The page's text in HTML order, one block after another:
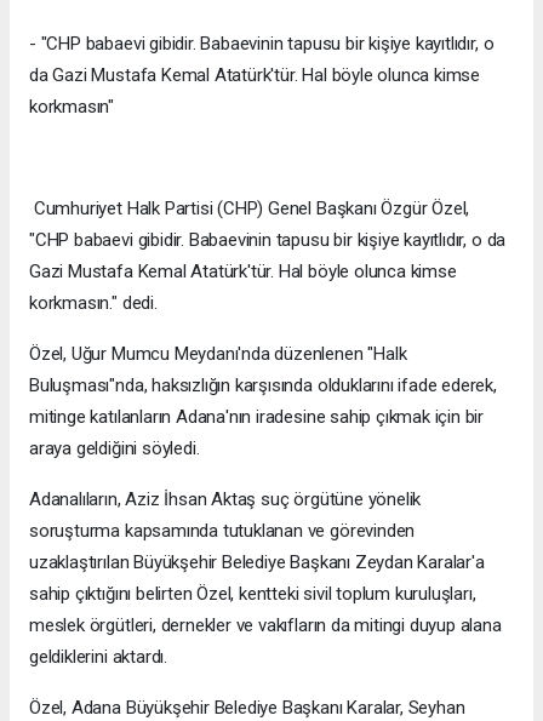
- "CHP babaevi gibidir. Babaevinin tapusu bir kişiye kayıtlıdır, o
da Gazi Mustafa Kemal Atatürk'tür. Hal böyle olunca kimse
korkmasın"
Cumhuriyet Halk Partisi (CHP) Genel Başkanı Özgür Özel,
"CHP babaevi gibidir. Babaevinin tapusu bir kişiye kayıtlıdır, o da
Gazi Mustafa Kemal Atatürk'tür. Hal böyle olunca kimse
korkmasın." dedi.
Özel, Uğur Mumcu Meydanı'nda düzenlenen "Halk
Buluşması"nda, haksızlığın karşısında olduklarını ifade ederek,
mitinge katılanların Adana'nın iradesine sahip çıkmak için bir
araya geldiğini söyledi.
Adanalıların, Aziz İhsan Aktaş suç örgütüne yönelik
soruşturma kapsamında tutuklanan ve görevinden
uzaklaştırılan Büyükşehir Belediye Başkanı Zeydan Karalar'a
sahip çıktığını belirten Özel, kentteki sivil toplum kuruluşları,
meslek örgütleri, dernekler ve vakıfların da mitingi duyup alana
geldiklerini aktardı.
Özel, Adana Büyükşehir Belediye Başkanı Karalar, Seyhan